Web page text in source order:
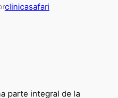
clinicasafari
parte integral de la